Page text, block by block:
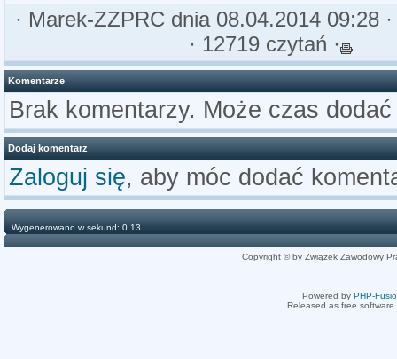
· Marek-ZZPRC dnia 08.04.2014 09:28
· 12719 czytań ·
Komentarze
Brak komentarzy. Może czas
Dodaj komentarz
Zaloguj się, aby móc dodać
Wygenerowano w sekund: 0.13
Copyright © by Związek Zawodowy
Powered by PHP-
Released as free